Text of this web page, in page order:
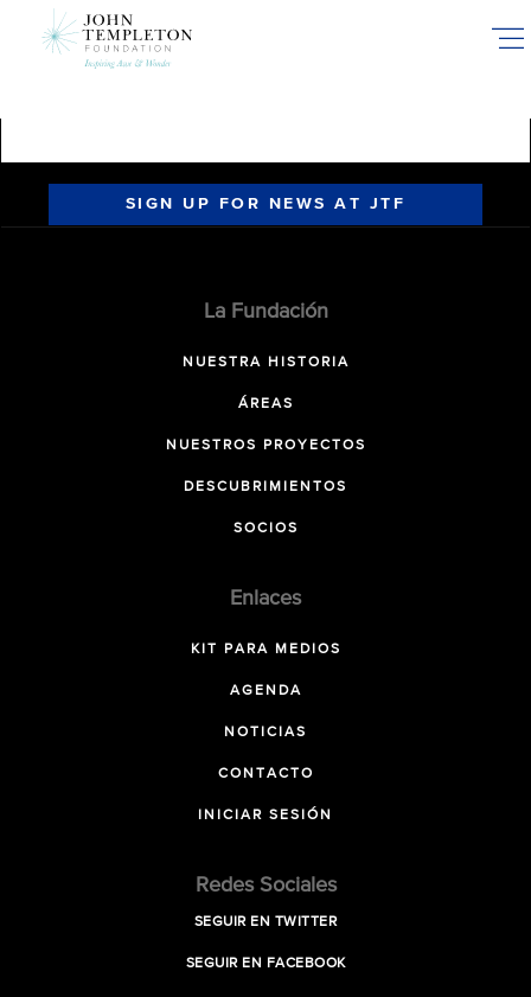
SIGN UP FOR NEWS AT JTF
La Fundación
NUESTRA HISTORIA
ÁREAS
NUESTROS PROYECTOS
DESCUBRIMIENTOS
SOCIOS
Enlaces
KIT PARA MEDIOS
AGENDA
NOTICIAS
CONTACTO
INICIAR SESIÓN
Redes Sociales
SEGUIR EN TWITTER
SEGUIR EN FACEBOOK